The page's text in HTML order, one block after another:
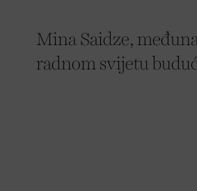
Mina Saidze,
radnom svijetu